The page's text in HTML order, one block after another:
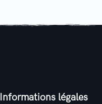
Informations légales